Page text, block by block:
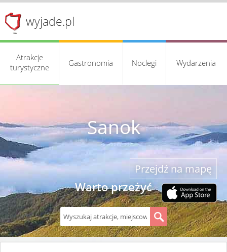
wyjade.pl
Atrakcje
turystyczne
Gastronomia Noclegi Wydarzenia
Sanok
Warto przeżyć
Przejdź na mapę